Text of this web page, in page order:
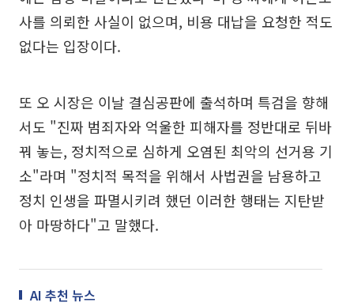
사를 의뢰한 사실이 없으며, 비용 대납을 요청한 적도
없다는 입장이다.
또 오 시장은 이날 결심공판에 출석하며 특검을 향해
서도 "진짜 범죄자와 억울한 피해자를 정반대로 뒤바
꿔 놓는, 정치적으로 심하게 오염된 최악의 선거용 기
소"라며 "정치적 목적을 위해서 사법권을 남용하고
정치 인생을 파멸시키려 했던 이러한 행태는 지탄받
아 마땅하다"고 말했다.
AI 추천 뉴스